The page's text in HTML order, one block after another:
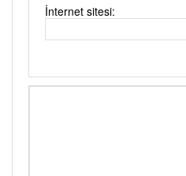
İnternet sitesi: